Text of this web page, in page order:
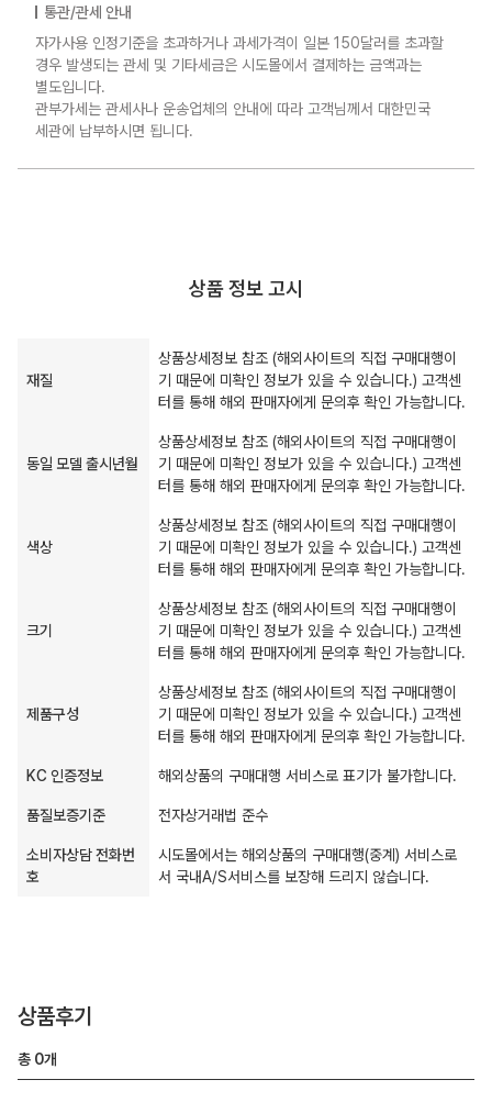
통관/관세 안내
자가사용 인정기준을 초과하거나 과세가격이 일본 150달러를 초과할
경우 발생되는 관세 및 기타세금은 시도몰에서 결제하는 금액과는
별도입니다.
관부가세는 관세사나 운송업체의 안내에 따라 고객님께서 대한민국
세관에 납부하시면 됩니다.
상품 정보 고시
재질
상품상세정보 참조 (해외사이트의 직접 구매대행이
기 때문에 미확인 정보가 있을 수 있습니다.) 고객센
터를 통해 해외 판매자에게 문의후 확인 가능합니다.
동일 모델 출시년월
상품상세정보 참조 (해외사이트의 직접 구매대행이
기 때문에 미확인 정보가 있을 수 있습니다.) 고객센
터를 통해 해외 판매자에게 문의후 확인 가능합니다.
색상
상품상세정보 참조 (해외사이트의 직접 구매대행이
기 때문에 미확인 정보가 있을 수 있습니다.) 고객센
터를 통해 해외 판매자에게 문의후 확인 가능합니다.
크기
상품상세정보 참조 (해외사이트의 직접 구매대행이
기 때문에 미확인 정보가 있을 수 있습니다.) 고객센
터를 통해 해외 판매자에게 문의후 확인 가능합니다.
제품구성
상품상세정보 참조 (해외사이트의 직접 구매대행이
기 때문에 미확인 정보가 있을 수 있습니다.) 고객센
터를 통해 해외 판매자에게 문의후 확인 가능합니다.
KC 인증정보 해외상품의 구매대행 서비스로 표기가 불가합니다.
품질보증기준 전자상거래법 준수
소비자상담 전화번
호
시도몰에서는 해외상품의 구매대행(중계) 서비스로
서 국내A/S서비스를 보장해 드리지 않습니다.
상품후기
총 0개